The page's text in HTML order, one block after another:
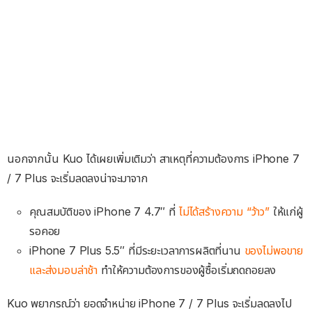
นอกจากนั้น Kuo ได้เผยเพิ่มเติมว่า สาเหตุที่ความต้องการ iPhone 7
/ 7 Plus จะเริ่มลดลงน่าจะมาจาก
คุณสมบัติของ iPhone 7 4.7″ ที่ ไม่ได้สร้างความ “ว้าว”ให้แก่ผู้
รอคอย
iPhone 7 Plus 5.5″ ที่มีระยะเวลาการผลิตที่นาน ของไม่พอขาย
และส่งมอบล่าช้า ทำให้ความต้องการของผู้ซื้อเริ่มถดถอยลง
Kuo พยากรณ์ว่า ยอดจำหน่าย iPhone 7 / 7 Plus จะเริ่มลดลงไป